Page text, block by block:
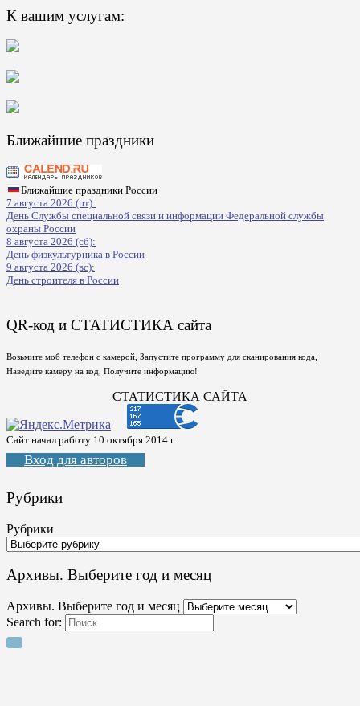
К вашим услугам:
Ближайшие праздники
Ближайшие праздники России
7 августа 2026 (пт):
День Службы специальной связи и информации Федеральной службы
охраны России
8 августа 2026 (сб):
День физкультурника в России
9 августа 2026 (вс):
День строителя в России
QR-код и СТАТИСТИКА сайта
Возьмите моб телефон с камерой, Запустите программу для сканирования кода,
Наведите камеру на код, Получите информацию!
СТАТИСТИКА САЙТА
Сайт начал работу 10 октября 2014 г.
Вход для авторов
Рубрики
Рубрики
Архивы. Выберите год и месяц
Архивы. Выберите год и месяц
Search for: